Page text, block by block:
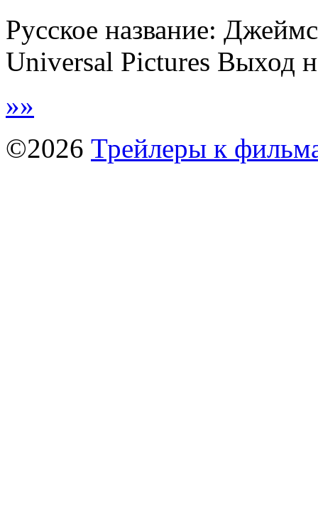
Русское название:
Universal Pictures Выход
»»
©2026 Трейлеры к